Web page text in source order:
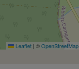
Leaflet | ©OpenStreetMap